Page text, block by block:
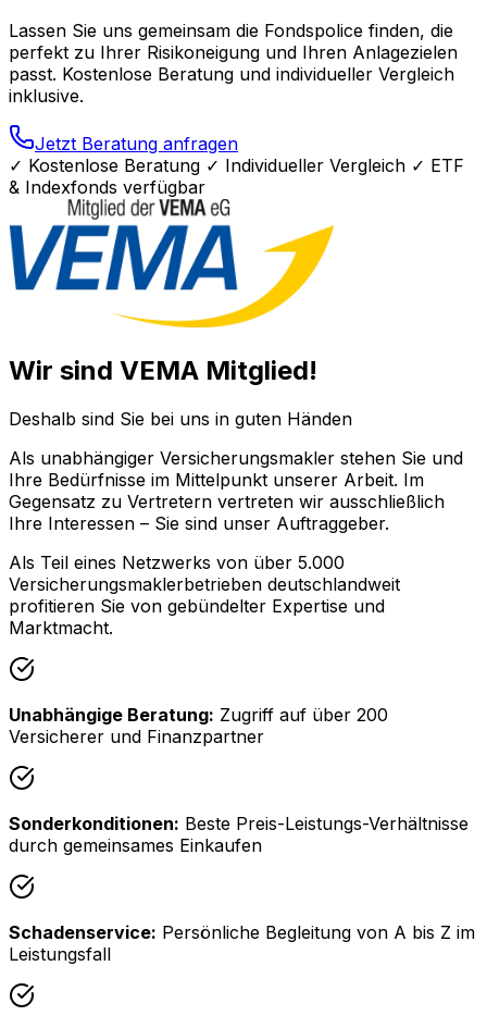
Lassen Sie uns gemeinsam die Fondspolice finden, die
perfekt zu Ihrer Risikoneigung und Ihren Anlagezielen
passt. Kostenlose Beratung und individueller Vergleich
inklusive.
Jetzt Beratung anfragen
✓ Kostenlose Beratung ✓ Individueller Vergleich ✓ ETF
& Indexfonds verfügbar
Wir sind VEMA Mitglied!
Deshalb sind Sie bei uns in guten Händen
Als unabhängiger Versicherungsmakler stehen Sie und
Ihre Bedürfnisse im Mittelpunkt unserer Arbeit. Im
Gegensatz zu Vertretern vertreten wir ausschließlich
Ihre Interessen – Sie sind unser Auftraggeber.
Als Teil eines Netzwerks von über 5.000
Versicherungsmaklerbetrieben deutschlandweit
profitieren Sie von gebündelter Expertise und
Marktmacht.
Unabhängige Beratung: Zugriff auf über 200
Versicherer und Finanzpartner
Sonderkonditionen: Beste Preis-Leistungs-Verhältnisse
durch gemeinsames Einkaufen
Schadenservice: Persönliche Begleitung von A bis Z im
Leistungsfall